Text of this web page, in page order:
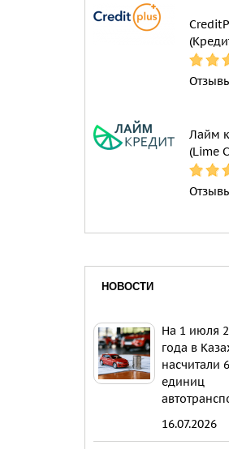
Лайм
(Lime
НОВОСТИ
На 1 июля
года в
насчитали
единиц
16.07.2026